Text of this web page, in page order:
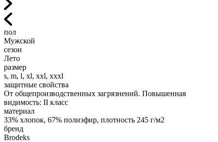
пол
Мужской
сезон
Лето
размер
s, m, l, xl, xxl, xxxl
защитные свойства
От общепроизводственных загрязнений. Повышенная
видимость: II класс
материал
33% хлопок, 67% полиэфир, плотность 245 г/м2
бренд
Brodeks